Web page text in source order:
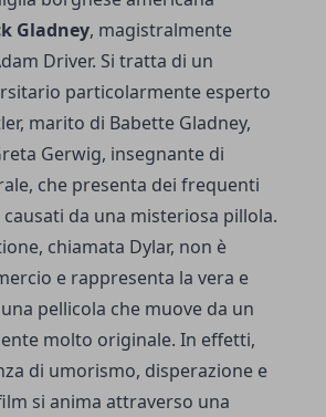
Gladney, magistralmente
Driver. Si tratta di un
particolarmente esperto
marito di Babette Gladney,
Gerwig, insegnante di
che presenta dei frequenti
da una misteriosa pillola.
chiamata Dylar, non è
e rappresenta la vera e
pellicola che muove da un
molto originale. In effetti,
di umorismo, disperazione e
si anima attraverso una